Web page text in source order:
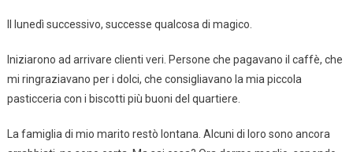
Il lunedì successivo, successe qualcosa di magico.
Iniziarono ad arrivare clienti veri. Persone che pagavano il caffè, che
mi ringraziavano per i dolci, che consigliavano la mia piccola
pasticceria con i biscotti più buoni del quartiere.
La famiglia di mio marito restò lontana. Alcuni di loro sono ancora